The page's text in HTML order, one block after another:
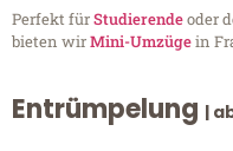
Perfekt fürStudierendeoder
bieten wirMini-Umzügein
Entrümpelung |